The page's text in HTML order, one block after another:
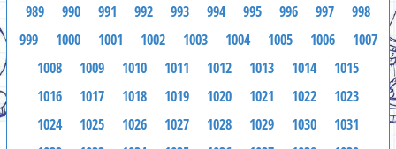
989
990 991 992 993 994 995 996 997
998
999
1000 1001 1002 1003 1004 1005 1006
1007
1008
1009 1010 1011 1012 1013 1014
1015
1016
1017 1018 1019 1020 1021 1022
1023
1024
1025 1026 1027 1028 1029 1030
1031